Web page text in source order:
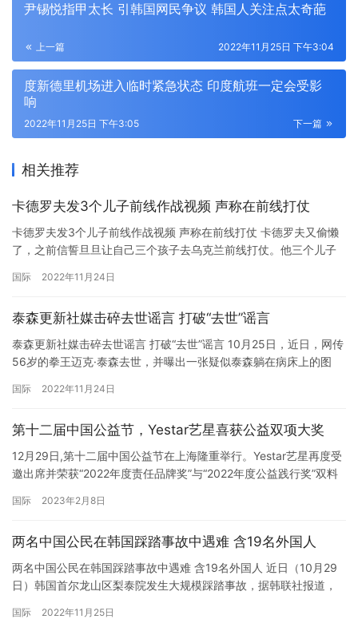
尹锡悦指甲太长 引韩国网民争议 韩国人关注点太奇葩
上一篇 2022年11月25日 下午3:04
度新德里机场进入临时紧急状态 印度航班一定会受影
响
下一篇
2022年11月25日 下午3:05
相关推荐
卡德罗夫发3个儿子前线作战视频 声称在前线打仗
卡德罗夫发3个儿子前线作战视频 声称在前线打仗 卡德罗夫又偷懒
了，之前信誓旦旦让自己三个孩子去乌克兰前线打仗。他三个儿子
了，不过是去了马里乌波尔。 在卡德罗夫发布的最新宣传视频中，
线是马里乌波尔，离真正的前线有数百公里远。不知道卡德罗…
国际 2022年11月24日
泰森更新社媒击碎去世谣言 打破“去世”谣言
泰森更新社媒击碎去世谣言 打破“去世”谣言 10月25日，近日，网传
56岁的拳王迈克·泰森去世，并曝出一张疑似泰森躺在病床上的图
言。
国际 2022年11月24日
第十二届中国公益节，Yestar艺星喜获公益双项大奖
12月29日,第十二届中国公益节在上海隆重举行。Yestar艺星再度受
邀出席并荣获“2022年度责任品牌奖”与“2022年度公益践行奖”双料
以“公益”命名的节日,经历十二年的探索和实践,已经成为中国公益慈
连续八年闪耀中国公…
国际 2023年2月8日
两名中国公民在韩国踩踏事故中遇难 含19名外国人
两名中国公民在韩国踩踏事故中遇难 含19名外国人 近日（10月29
日）韩国首尔龙山区梨泰院发生大规模踩踏事故，据韩联社报道，
国际 2022年11月25日